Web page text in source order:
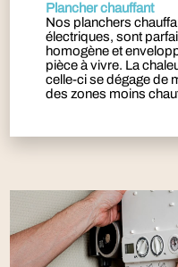
Plancher chauffant
Nos planchers
électriques, sont
homogène et
pièce à vivre. La
celle-ci se dégage de
des zones moins